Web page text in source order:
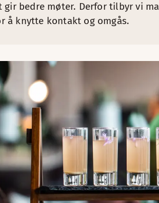
gir bedre møter. Derfor tilbyr vi
å knytte kontakt og omgås.